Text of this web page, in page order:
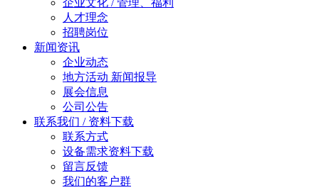
人才理念
招聘岗位
新闻资讯
企业动态
地方活动 新闻报导
展会信息
公司公告
联系我们 / 资料下载
联系方式
设备需求资料下载
留言反馈
我们的客户群